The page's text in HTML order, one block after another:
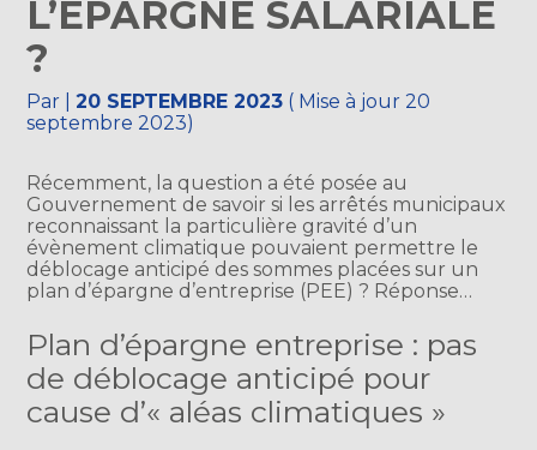
L’ÉPARGNE SALARIALE
?
Par |20 SEPTEMBRE 2023 ( Mise à jour 20
septembre 2023)
Récemment, la question a été posée au
Gouvernement de savoir si les arrêtés municipaux
reconnaissant la particulière gravité d’un
évènement climatique pouvaient permettre le
déblocage anticipé des sommes placées sur un
plan d’épargne d’entreprise (PEE) ? Réponse…
Plan d’épargne entreprise : pas
de déblocage anticipé pour
cause d’« aléas climatiques »